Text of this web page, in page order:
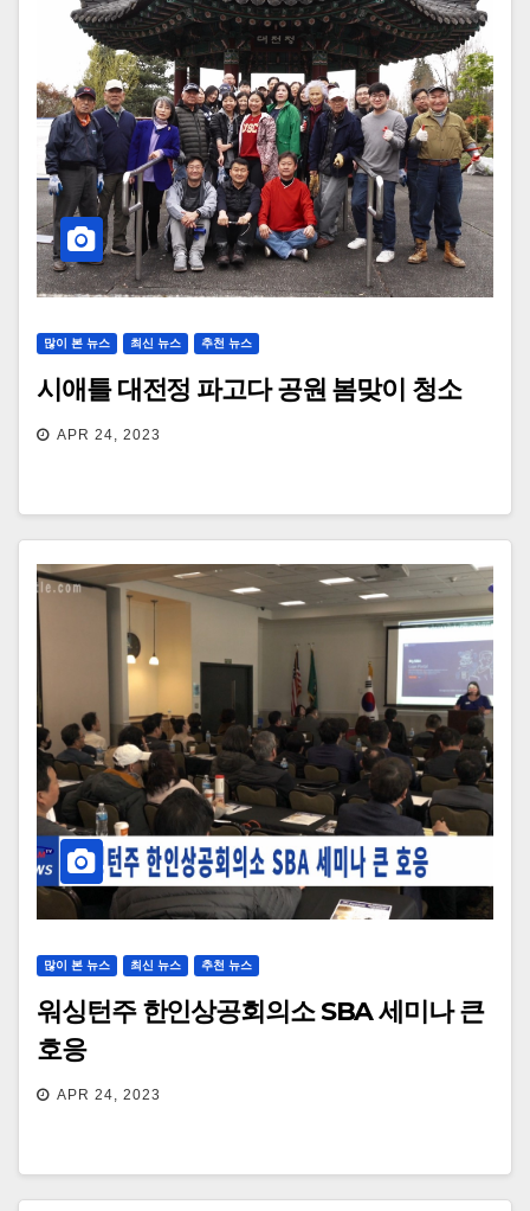
많이 본 뉴스 최신 뉴스 추천 뉴스
시애틀 대전정 파고다 공원 봄맞이 청소
APR 24, 2023
많이 본 뉴스 최신 뉴스 추천 뉴스
워싱턴주 한인상공회의소 SBA 세미나 큰
호응
APR 24, 2023